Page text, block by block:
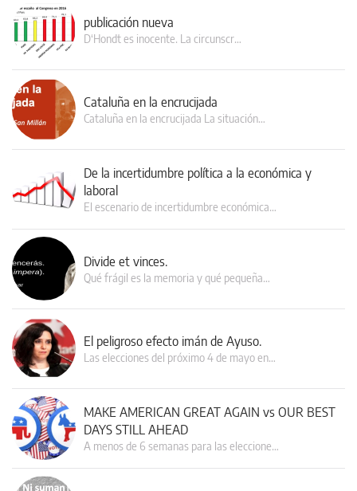
publicación nueva
D‘Hondt es inocente. La circunscr…
Cataluña en la encrucijada
Cataluña en la encrucijada La situación…
De la incertidumbre política a la económica y
laboral
El escenario de incertidumbre económica…
Divide et vinces.
Qué frágil es la memoria y qué pequeña…
El peligroso efecto imán de Ayuso.
Las elecciones del próximo 4 de mayo en…
MAKE AMERICAN GREAT AGAIN vs OUR BEST
DAYS STILL AHEAD
A menos de 6 semanas para las eleccione…